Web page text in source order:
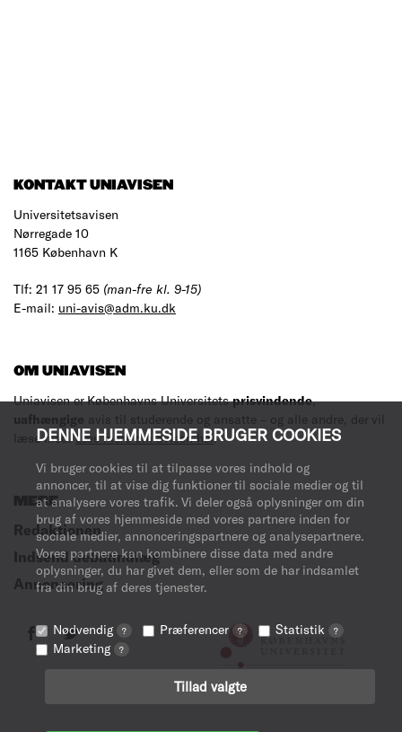
DENNE HJEMMESIDE BRUGER COOKIES
Vi bruger cookies til at tilpasse vores indhold og
annoncer, til at vise dig funktioner til sociale medier og til
at analysere vores trafik. Vi deler også oplysninger om din
brug af vores hjemmeside med vores partnere inden for
sociale medier, annonceringspartnere og analysepartnere.
Vores partnere kan kombinere disse data med andre
oplysninger, du har givet dem, eller som de har indsamlet
fra din brug af deres tjenester.
Nødvendig ? Præferencer ? Statistik ?
Marketing ?
Tillad valgte
KONTAKT UNIAVISEN
Universitetsavisen
Nørregade 10
1165 København K
Tlf: 21 17 95 65 (man-fre kl. 9-15)
E-mail: uni-avis@adm.ku.dk
OM UNIAVISEN
Uniavisen er Københavns Universitetsprisvindende,
uafhængige avis til studerende og ansatte – og alle andre, der vil
læse med.Læs mere om avisen her.
MERE
Redaktionen
Indsend debatindlæg
Annoncering